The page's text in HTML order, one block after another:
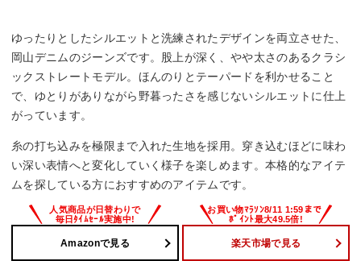
ゆったりとしたシルエットと洗練されたデザインを両立させた、
岡山デニムのジーンズです。股上が深く、やや太さのあるクラシ
ックストレートモデル。ほんのりとテーパードを利かせること
で、ゆとりがありながら野暮ったさを感じないシルエットに仕上
がっています。
糸の打ち込みを極限まで入れた生地を採用。穿き込むほどに味わ
い深い表情へと変化していく様子を楽しめます。本格的なアイテ
ムを探している方におすすめのアイテムです。
Amazonで見る 楽天市場で見る